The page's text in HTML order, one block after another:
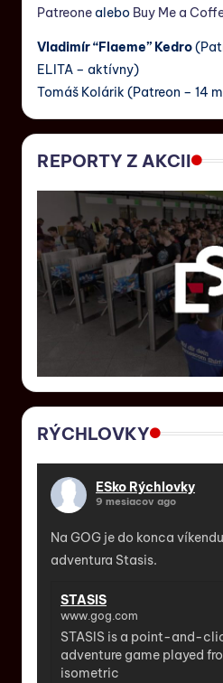
Patreone alebo Buy Me a
Vladimír “Flaeme” Kedro
ELITA – aktívny)
Tomáš Kolárik (Patreon – 14
REPORTY Z AKCII
RÝCHLOVKY
ESko Rýchlovky
9 mesiacov ago
Na GOG je do konca
adventura Stasis.
STASIS
www.gog.com
STASIS is a point-and-
adventure game played
isometric